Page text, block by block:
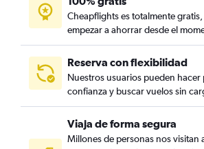
Cheapflights es totalmente
empezar a ahorrar desde el
Reserva con flexibilidad
Nuestros usuarios pueden hacer
confianza y buscar vuelos sin
Viaja de forma segura
Millones de personas nos visitan